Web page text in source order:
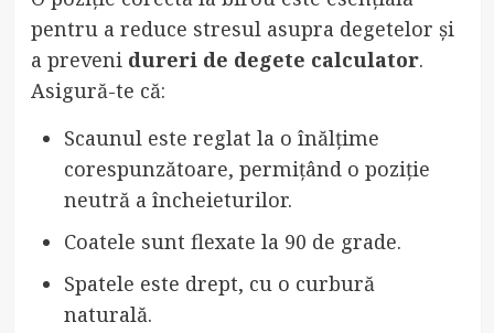
pentru a reduce stresul asupra degetelor și
a preveni dureri de degete calculator.
Asigură-te că:
Scaunul este reglat la o înălțime
corespunzătoare, permițând o poziție
neutră a încheieturilor.
Coatele sunt flexate la 90 de grade.
Spatele este drept, cu o curbură
naturală.